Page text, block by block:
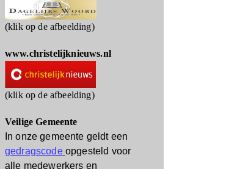
(klik op de afbeelding)
www.christelijknieuws.nl
(klik op de afbeelding)
Veilige Gemeente
In onze gemeente geldt een
gedragscode opgesteld voor
alle medewerkers en